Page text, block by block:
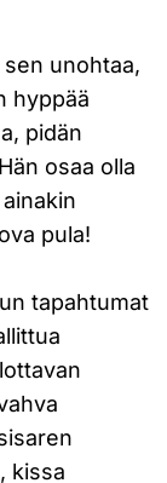
unohtaa,
hyppää
pidän
osaa olla
pula!
tapahtumat
kissa